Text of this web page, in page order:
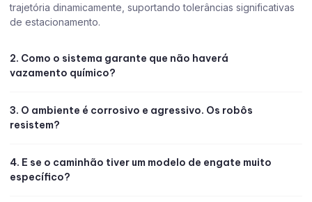
trajetória dinamicamente, suportando tolerâncias significativas
de estacionamento.
2. Como o sistema garante que não haverá
vazamento químico?
3. O ambiente é corrosivo e agressivo. Os robôs
resistem?
4. E se o caminhão tiver um modelo de engate muito
específico?